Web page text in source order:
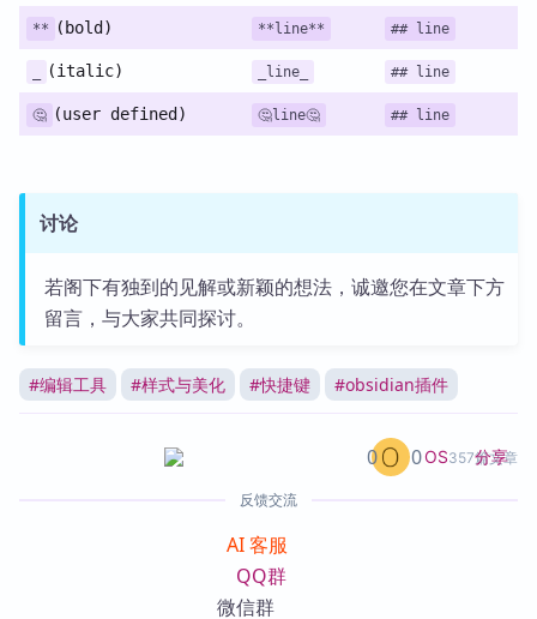
** (bold) **line** ## line
(italic) _line_ ## line
🤔 (user defined) 🤔line🤔 ## line
讨论
若阁下有独到的见解或新颖的想法，诚邀您在文章下方
留言，与大家共同探讨。
#编辑工具 #样式与美化 #快捷键 #obsidian插件
OS357篇文章
0 0 分享
反馈交流
AI 客服
QQ群
微信群